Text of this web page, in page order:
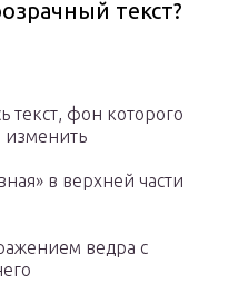
текст?
текст, фон которого
изменить
в верхней части
ведра с